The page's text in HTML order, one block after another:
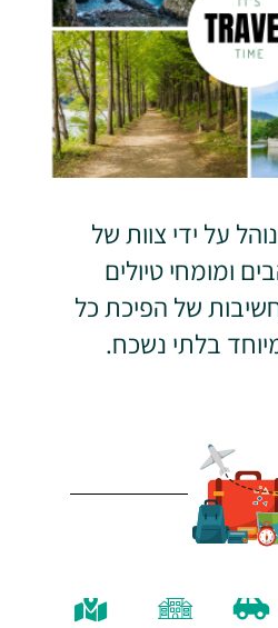
על ידי צוות של
ומומחי טיולים
של הפיכת כל
בלתי נשכח.